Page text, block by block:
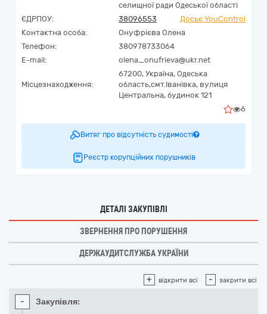
селищної ради Одеської області
ЄДРПОУ:
38096553
Досьє YouControl
Контактна особа:
Онуфрієва Олена
Телефон:
380978733064
E-mail:
olena_onufrieva@ukr.net
Місцезнаходження:
67200, Україна, Одеська
область,смт.Іванівка, вулиця
Центральна, будинок 121
6
Витяг про відсутність судимості
Реєстр корупційних порушників
ДЕТАЛІ ЗАКУПІВЛІ
ЗВЕРНЕННЯ ПРО ПОРУШЕННЯ
ДЕРЖАУДИТСЛУЖБА УКРАЇНИ
+ відкрити всі - закрити всі
- Закупівля: